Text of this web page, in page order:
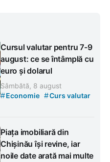
Cursul valutar pentru 7-9
august: ce se întâmplă cu
euro și dolarul
Sâmbătă, 8 august
#Economie #Curs valutar
Piața imobiliară din
Chișinău își revine, iar
noile date arată mai multe